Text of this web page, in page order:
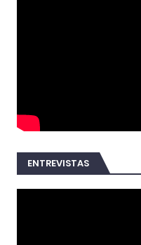
ENTREVISTAS